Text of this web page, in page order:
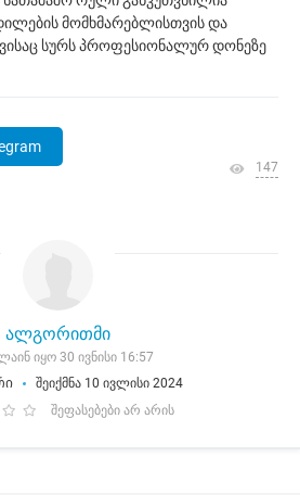
მომხმარებლისთვის და
ვისაც სურს პროფესიონალურ დონეზე
147
ალგორითმი
იყო 30 ივნისი 16:57
შეიქმნა 10 ივლისი 2024
შეფასებები არ არის